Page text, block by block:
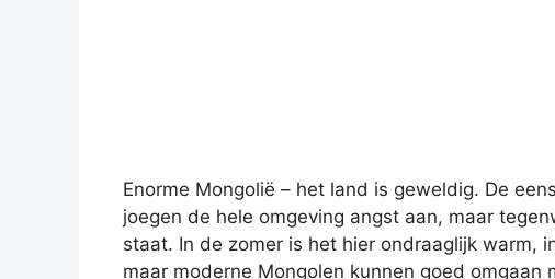
Enorme Mongolië – het land is geweldig. De
joegen de hele omgeving angst aan, maar
staat. In de zomer is het hier ondraaglijk warm,
maar moderne Mongolen kunnen goed omgaan